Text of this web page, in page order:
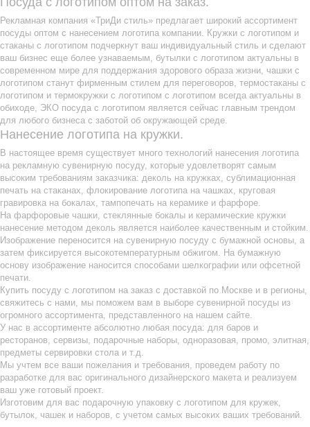
Рекламная компания «ТриДи стиль» предлагает широкий ассортимент
посуды оптом с нанесением логотипа компании. Кружки с логотипом и
стаканы с логотипом подчеркнут ваш индивидуальный стиль и сделают
ваш бизнес еще более узнаваемым, бутылки с логотипом актуальны в
современном мире для поддержания здорового образа жизни, чашки с
логотипом станут фирменным стилем для переговоров, термостаканы с
логотипом и термокружки с логотипом с логотипом всегда актуальны в
обиходе, ЭКО посуда с логотипом является сейчас главным трендом
для любого бизнеса с заботой об окружающей среде.
Нанесение логотипа на кружки.
В настоящее время существует много технологий нанесения логотипа
на рекламную сувенирную посуду, которые удовлетворят самым
высоким требованиям заказчика: деколь на кружках, сублимационная
печать на стаканах, флокирование логотипа на чашках, круговая
гравировка на бокалах, тампопечать на керамике и фарфоре.
На фарфоровые чашки, стеклянные бокалы и керамические кружки
нанесение методом деколь является наиболее качественным и стойким.
Изображение переносится на сувенирную посуду с бумажной основы, а
затем фиксируется высокотемпературным обжигом. На бумажную
основу изображение наносится способами шелкографии или офсетной
печати.
Купить посуду с логотипом на заказ с доставкой по Москве и в регионы,
свяжитесь с нами, мы поможем вам в выборе сувенирной посуды из
огромного ассортимента, представленного на нашем сайте.
У нас в ассортименте абсолютно любая посуда: для баров и
ресторанов, сервизы, подарочные наборы, одноразовая, промо, элитная,
предметы сервировки стола и т.д.
Мы учтем все ваши пожелания и требования, проведем работу по
разработке для вас оригинального дизайнерского макета и реализуем
ваш уже готовый проект.
Изготовим для вас подарочную упаковку с логотипом для кружек,
бутылок, чашек и наборов, с учетом самых высоких ваших требований.